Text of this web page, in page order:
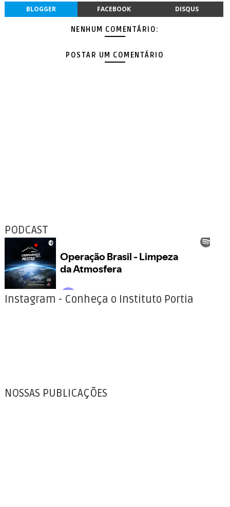
BLOGGER FACEBOOK DISQUS
NENHUM COMENTÁRIO:
POSTAR UM COMENTÁRIO
PODCAST
Instagram - Conheça o Instituto Portia
NOSSAS PUBLICAÇÕES